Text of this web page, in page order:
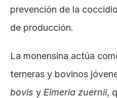
prevención de la
de producción.
La monensina actúa
terneras y bovinos
bovis y Eimeria zuernii,